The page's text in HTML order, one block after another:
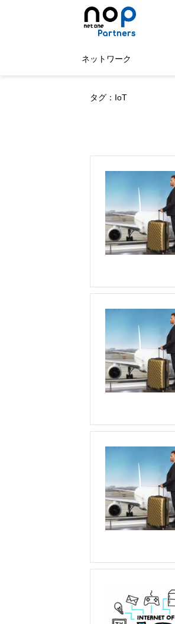
ネットワーク
タグ：IoT